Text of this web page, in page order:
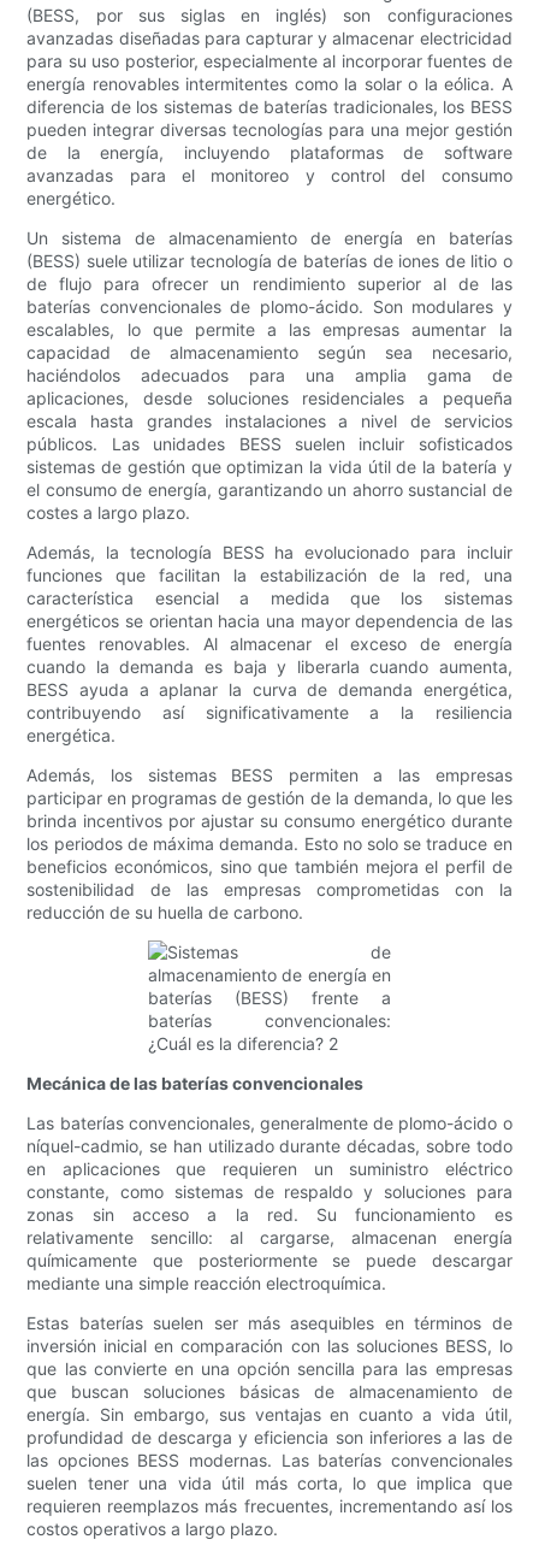
(BESS, por sus siglas en inglés) son configuraciones
avanzadas diseñadas para capturar y almacenar electricidad
para su uso posterior, especialmente al incorporar fuentes de
energía renovables intermitentes como la solar o la eólica. A
diferencia de los sistemas de baterías tradicionales, los BESS
pueden integrar diversas tecnologías para una mejor gestión
de la energía, incluyendo plataformas de software
avanzadas para el monitoreo y control del consumo
energético.
Un sistema de almacenamiento de energía en baterías
(BESS) suele utilizar tecnología de baterías de iones de litio o
de flujo para ofrecer un rendimiento superior al de las
baterías convencionales de plomo-ácido. Son modulares y
escalables, lo que permite a las empresas aumentar la
capacidad de almacenamiento según sea necesario,
haciéndolos adecuados para una amplia gama de
aplicaciones, desde soluciones residenciales a pequeña
escala hasta grandes instalaciones a nivel de servicios
públicos. Las unidades BESS suelen incluir sofisticados
sistemas de gestión que optimizan la vida útil de la batería y
el consumo de energía, garantizando un ahorro sustancial de
costes a largo plazo.
Además, la tecnología BESS ha evolucionado para incluir
funciones que facilitan la estabilización de la red, una
característica esencial a medida que los sistemas
energéticos se orientan hacia una mayor dependencia de las
fuentes renovables. Al almacenar el exceso de energía
cuando la demanda es baja y liberarla cuando aumenta,
BESS ayuda a aplanar la curva de demanda energética,
contribuyendo así significativamente a la resiliencia
energética.
Además, los sistemas BESS permiten a las empresas
participar en programas de gestión de la demanda, lo que les
brinda incentivos por ajustar su consumo energético durante
los periodos de máxima demanda. Esto no solo se traduce en
beneficios económicos, sino que también mejora el perfil de
sostenibilidad de las empresas comprometidas con la
reducción de su huella de carbono.
Mecánica de las baterías convencionales
Las baterías convencionales, generalmente de plomo-ácido o
níquel-cadmio, se han utilizado durante décadas, sobre todo
en aplicaciones que requieren un suministro eléctrico
constante, como sistemas de respaldo y soluciones para
zonas sin acceso a la red. Su funcionamiento es
relativamente sencillo: al cargarse, almacenan energía
químicamente que posteriormente se puede descargar
mediante una simple reacción electroquímica.
Estas baterías suelen ser más asequibles en términos de
inversión inicial en comparación con las soluciones BESS, lo
que las convierte en una opción sencilla para las empresas
que buscan soluciones básicas de almacenamiento de
energía. Sin embargo, sus ventajas en cuanto a vida útil,
profundidad de descarga y eficiencia son inferiores a las de
las opciones BESS modernas. Las baterías convencionales
suelen tener una vida útil más corta, lo que implica que
requieren reemplazos más frecuentes, incrementando así los
costos operativos a largo plazo.